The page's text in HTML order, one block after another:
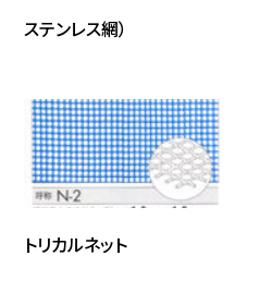
ステンレス網）
トリカルネット